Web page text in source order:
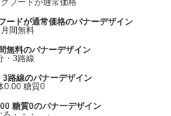
ードが通常価格のバナーデザイン
無料のバナーデザイン
路線のバナーデザイン
糖質0のバナーデザイン